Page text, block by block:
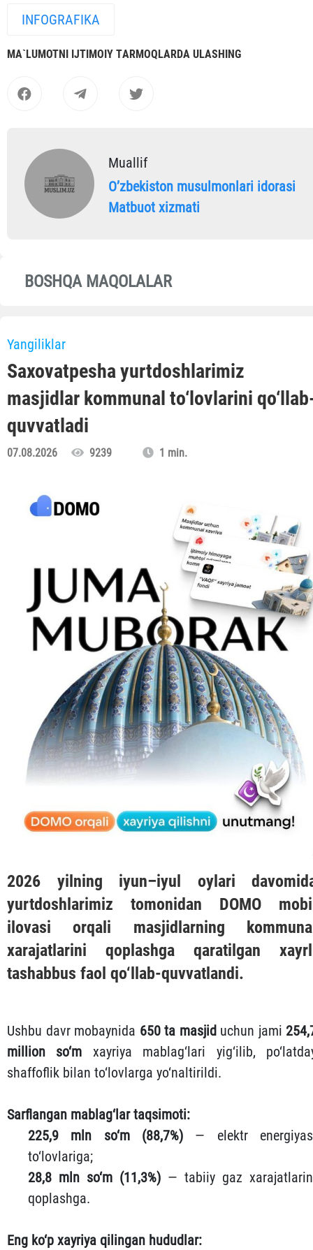
INFOGRAFIKA
MА`LUMOTNI IJTIMOIY TАRMOQLАRDА ULАSHING
Muallif
Oʼzbekiston musulmonlari idorasi
Matbuot xizmati
BOSHQA MAQOLALAR
Yangiliklar
Saxovatpesha yurtdoshlarimiz
masjidlar kommunal to‘lovlarini
quvvatladi
07.08.2026 9239 1 min.
2026 yilning iyun–iyul oylari
yurtdoshlarimiz tomonidan DOMO
ilovasi orqali masjidlarning
xarajatlarini qoplashga qaratilgan
tashabbus faol qo‘llab-quvvatlandi.
Ushbu davr mobaynida 650 ta masjid uchun jami
million so‘m xayriya mablag‘lari yig‘ilib,
shaffoflik bilan to‘lovlarga yo‘naltirildi.
Sarflangan mablag‘lar taqsimoti:
225,9 mln so‘m (88,7%) — elektr
to‘lovlariga;
28,8 mln so‘m (11,3%) — tabiiy gaz
qoplashga.
Eng ko‘p xayriya qilingan hududlar: